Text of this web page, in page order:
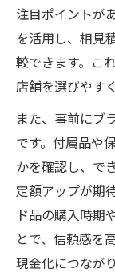
注目ポイントが
を活用し、相見
較できます。こ
店舗を選びやす
また、事前にブ
です。付属品や
かを確認し、で
定額アップが期
ド品の購入時期
とで、信頼感を
現金化につなが